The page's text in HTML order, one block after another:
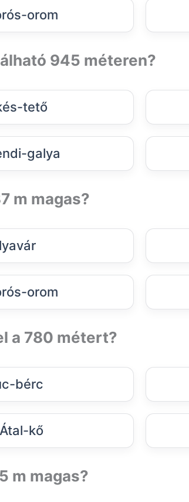
orom
945 méteren?
tető
galya
m magas?
orom
a 780 métert?
bérc
kő
m magas?